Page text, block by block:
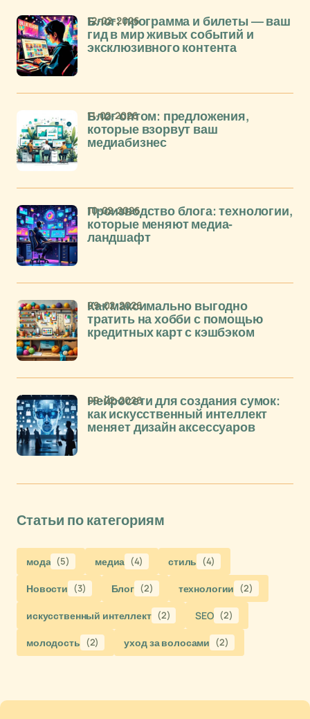
Блог: программа и билеты — ваш
гид в мир живых событий и
эксклюзивного контента
12-02-2026
Блог оптом: предложения,
которые взорвут ваш
медиабизнес
11-02-2026
Производство блога: технологии,
которые меняют медиа-
ландшафт
10-02-2026
Как максимально выгодно
тратить на хобби с помощью
кредитных карт с кэшбэком
09-02-2026
Нейросети для создания сумок:
как искусственный интеллект
меняет дизайн аксессуаров
09-02-2026
Статьи по категориям
мода (5) медиа (4) стиль (4)
Новости (3) Блог (2) технологии (2)
искусственный интеллект (2) SEO (2)
молодость (2) уход за волосами (2)